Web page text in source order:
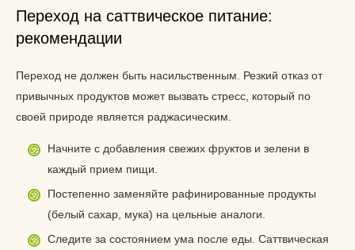
Переход на саттвическое питание:
рекомендации
Переход не должен быть насильственным. Резкий отказ от
привычных продуктов может вызвать стресс, который по
своей природе является раджасическим.
Начните с добавления свежих фруктов и зелени в
каждый прием пищи.
Постепенно заменяйте рафинированные продукты
(белый сахар, мука) на цельные аналоги.
Следите за состоянием ума после еды. Саттвическая